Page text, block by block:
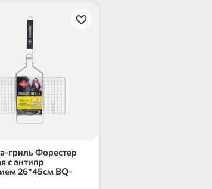
гриль Форестер
с антипр
26*45см BQ-